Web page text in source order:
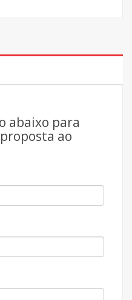
abaixo para
ao